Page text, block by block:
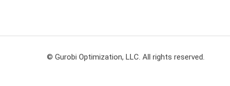
© Gurobi Optimization, LLC. All rights reserved.